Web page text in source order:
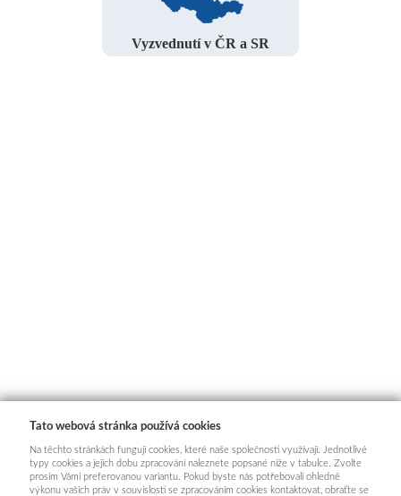
Vyzvednutí v ČR a SR
Tato webová stránka používá cookies
Na těchto stránkách fungují cookies, které naše společnosti využívají. Jednotlivé
typy cookies a jejich dobu zpracování naleznete popsané níže v tabulce. Zvolte
prosím Vámi preferovanou variantu. Pokud byste nás potřebovali ohledně
výkonu vašich práv v souvislosti se zpracováním cookies kontaktovat, obraťte se